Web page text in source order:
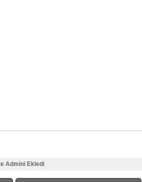
Admini Ekledi